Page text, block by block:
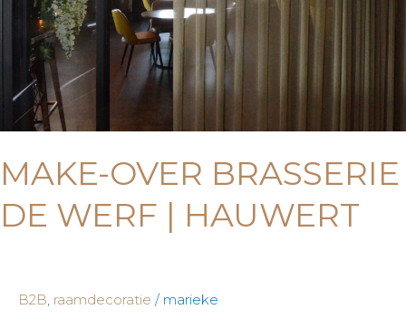
MAKE-OVER BRASSERIE
DE WERF | HAUWERT
B2B, raamdecoratie / marieke
Hauwert